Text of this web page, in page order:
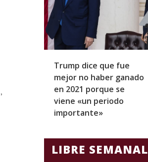
Trump dice que fue
mejor no haber ganado
en 2021 porque se
viene «un periodo
importante»
LIBRE SEMANAL